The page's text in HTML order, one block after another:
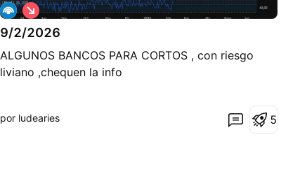
9/2/2026
ALGUNOS BANCOS PARA CORTOS , con riesgo
liviano ,chequen la info
C
o
r
o
por ludearies 5